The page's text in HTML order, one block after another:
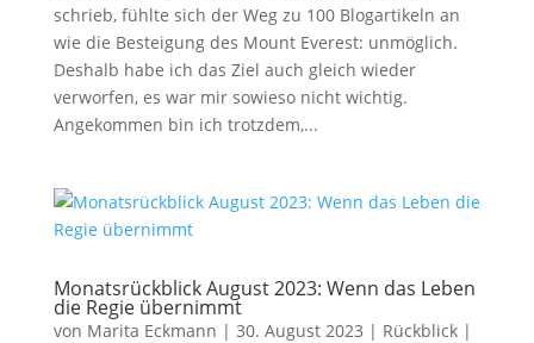
schrieb, fühlte sich der Weg zu 100 Blogartikeln an
wie die Besteigung des Mount Everest: unmöglich.
Deshalb habe ich das Ziel auch gleich wieder
verworfen, es war mir sowieso nicht wichtig.
Angekommen bin ich trotzdem,...
Monatsrückblick August 2023: Wenn das Leben
die Regie übernimmt
von Marita Eckmann | 30. August 2023 | Rückblick|